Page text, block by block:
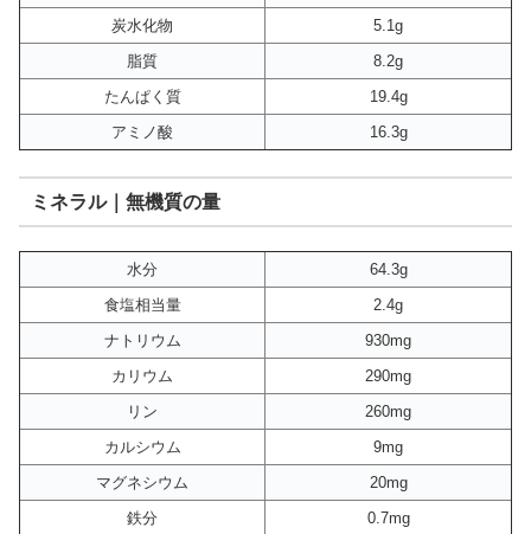
炭水化物
5.1g
脂質
8.2g
たんぱく質
19.4g
アミノ酸
16.3g
ミネラル｜無機質の量
水分
64.3g
食塩相当量
2.4g
ナトリウム
930mg
カリウム
290mg
リン
260mg
カルシウム
9mg
マグネシウム
20mg
鉄分
0.7mg